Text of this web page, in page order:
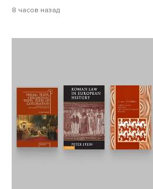
8 часов назад